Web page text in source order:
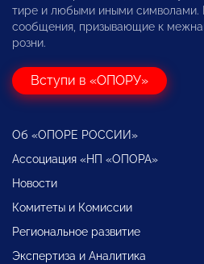
тире и любыми иными символами.
сообщения, призывающие к
розни.
Вступи в «ОПОРУ»
Об «ОПОРЕ РОССИИ»
Ассоциация «НП «ОПОРА»
Новости
Комитеты и Комиссии
Региональное развитие
Экспертиза и Аналитика